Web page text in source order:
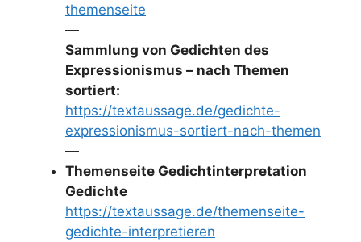
themenseite
—
Sammlung von Gedichten des
Expressionismus – nach Themen
sortiert:
https://textaussage.de/gedichte-
expressionismus-sortiert-nach-themen
—
Themenseite Gedichtinterpretation
Gedichte
https://textaussage.de/themenseite-
gedichte-interpretieren